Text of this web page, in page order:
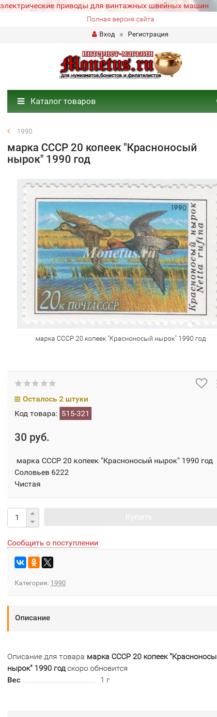
электрические приводы для винтажных швейных машин
Полная версия сайта
Вход
Регистрация
Каталог товаров
1990
марка СССР 20 копеек "Красноносый
нырок" 1990 год
марка СССР 20 копеек "Красноносый нырок" 1990 год
Осталось 2 штуки
Код товара: 515-321
30 руб.
марка СССР 20 копеек "Красноносый нырок" 1990 год
Соловьев 6222
Чистая
Сообщить о поступлении
Категория: 1990
Описание
Описание для товара марка СССР 20 копеек
нырок" 1990 годскоро обновится
Вес
1 г